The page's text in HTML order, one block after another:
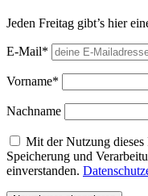
Jeden Freitag gibt’s hier
E-Mail*
Vorname*
Nachname
Mit der Nutzung
Speicherung und
einverstanden.